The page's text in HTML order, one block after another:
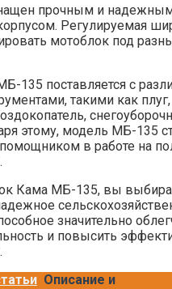
прочным и
Регулируемая
мотоблок под
135 поставляется с
такими как плуг,
этому, модель МБ-135
в работе на
Кама МБ-135, вы
значительно
и повысить
Описание и